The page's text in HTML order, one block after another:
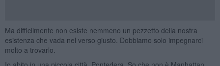
Ma difficilmente non esiste nemmeno un pezzetto della nostra
esistenza che vada nel verso giusto. Dobbiamo solo impegnarci
molto a trovarlo.